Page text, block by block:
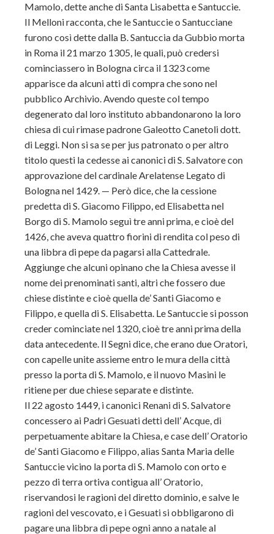
Mamolo, dette anche di Santa Lisabetta e Santuccie.
Il Melloni racconta, che le Santuccie o Santucciane
furono così dette dalla B. Santuccia da Gubbio morta
in Roma il 21 marzo 1305, le quali, può credersi
cominciassero in Bologna circa il 1323 come
apparisce da alcuni atti di compra che sono nel
pubblico Archivio. Avendo queste col tempo
degenerato dal loro instituto abbandonarono la loro
chiesa di cui rimase padrone Galeotto Canetoli dott.
di Leggi. Non si sa se per jus patronato o per altro
titolo questi la cedesse ai canonici di S. Salvatore con
approvazione del cardinale Arelatense Legato di
Bologna nel 1429. — Però dice, che la cessione
predetta di S. Giacomo Filippo, ed Elisabetta nel
Borgo di S. Mamolo seguì tre anni prima, e cioè del
1426, che aveva quattro fiorini di rendita col peso di
una libbra di pepe da pagarsi alla Cattedrale.
Aggiunge che alcuni opinano che la Chiesa avesse il
nome dei prenominati santi, altri che fossero due
chiese distinte e cioè quella de’ Santi Giacomo e
Filippo, e quella di S. Elisabetta. Le Santuccie si posson
creder cominciate nel 1320, cioè tre anni prima della
data antecedente. Il Segni dice, che erano due Oratori,
con capelle unite assieme entro le mura della città
presso la porta di S. Mamolo, e il nuovo Masini le
ritiene per due chiese separate e distinte.
Il 22 agosto 1449, i canonici Renani di S. Salvatore
concessero ai Padri Gesuati detti dell’ Acque, di
perpetuamente abitare la Chiesa, e case dell’ Oratorio
de’ Santi Giacomo e Filippo, alias Santa Maria delle
Santuccie vicino la porta di S. Mamolo con orto e
pezzo di terra ortiva contigua all’ Oratorio,
riservandosi le ragioni del diretto dominio, e salve le
ragioni del vescovato, e i Gesuati si obbligarono di
pagare una libbra di pepe ogni anno a natale al